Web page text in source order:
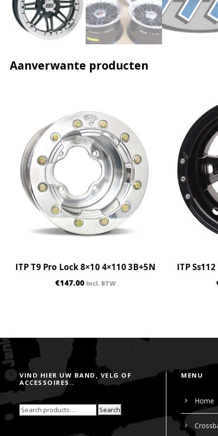
Aanverwante producten
ITP T9 Pro Lock 8×10 4×110 3B+5N
€147.00 incl. BTW
ITP
VIND HIER UW BAND, VELG OF
ACCESSOIRES..
Search
MENU
Home